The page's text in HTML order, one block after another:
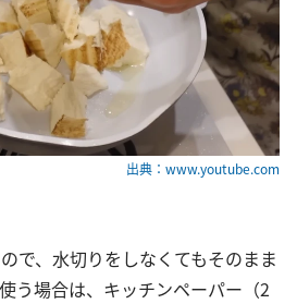
出典：www.youtube.com
で、水切りをしなくてもそのまま
う場合は、キッチンペーパー（2